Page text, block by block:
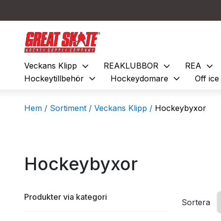
Veckans Klipp expand_more REAKLUBBOR expand_more REA expand_more
Hockeytillbehör expand_more Hockeydomare expand_more Off ice
Hem / Sortiment / Veckans Klipp / Hockeybyxor
Hockeybyxor
Produkter via kategori
Sortera